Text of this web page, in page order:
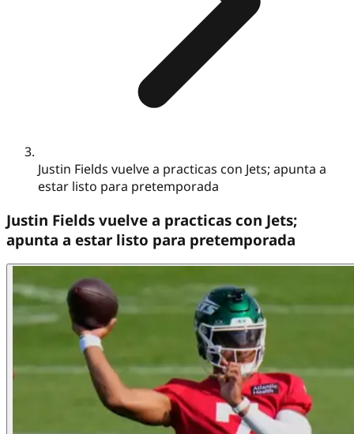
Justin Fields vuelve a practicas con Jets; apunta a
estar listo para pretemporada
Justin Fields vuelve a practicas con Jets;
apunta a estar listo para pretemporada